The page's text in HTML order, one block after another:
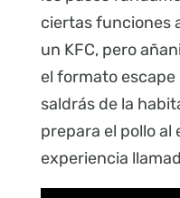
ciertas funciones
un KFC, pero
el formato escape
saldrás de la
prepara el pollo al
experiencia